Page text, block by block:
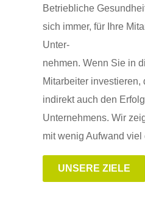
Betriebliche
sich immer, für Ihre
Unter-
nehmen. Wenn Sie in
Mitarbeiter investieren,
indirekt auch den
Unternehmens. Wir
mit wenig Aufwand
UNSERE ZIELE